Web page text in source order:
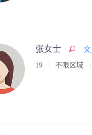
张女士 文
19 不限区域